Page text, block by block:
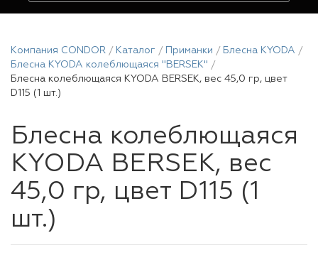
Компания CONDOR Каталог Приманки
Блесна KYODA
Блесна KYODA колеблющаяся "BERSEK"
Блесна колеблющаяся KYODA BERSEK, вес 45,0 гр, цвет
D115 (1 шт.)
Блесна колеблющаяся
KYODA BERSEK, вес
45,0 гр, цвет D115 (1
шт.)